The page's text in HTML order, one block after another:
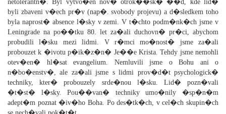
netolerantn�. Byl vytvo�en nov� otrok��sk� ��d, kde lid�
byli zbaveni v�ech pr�v (nap�. svobody projevu) a d�sledkem toho
byla naprost� absence l�sky v zemi. V t�chto podm�nk�ch jsme v
Leningrade na po��tku 80. let za�ali duchovn� pr�ci, abychom
probudili l�sku mezi lidmi. V r�mci mo�nost� jsme za�ali
probouzet k �ivotu p�ik�z�n� Je��e Krista. Tehdy jsme nemohli
otev�en� hl�sat evangelium. Nemluvili jsme o Bohu ani o
n�bo�enstv�, ale za�ali jsme s lidmi prov�d�t psychologick�
techniky, kter� probouzely srde�nou l�sku. Lid� pozn�vali
�t�st� l�sky. Pou��van� techniky umo�nily �sp�n�m
adept�m poznat �iv�ho Boha. Po des�tk�ch, v cel�ch skupin�ch